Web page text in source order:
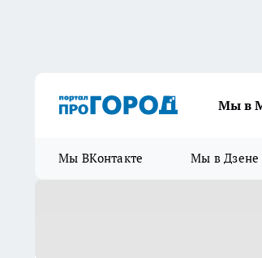
Мы в
Мы ВКонтакте Мы в Дзене